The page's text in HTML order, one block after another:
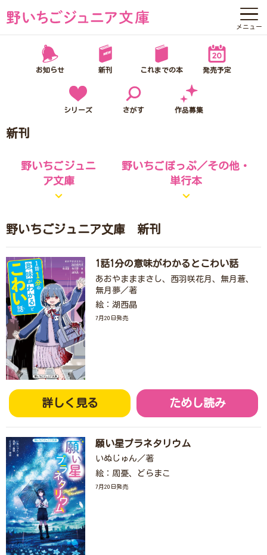
メニュー
野いちごジュニア文庫って？
これまでの本
発売予定
作品募集
プレゼントコーナー
公式Twitterアカウント
公式LINEアカウント
利用規約
作品掲載ポリシー
プライバシーポリシー 著作権について
お知らせ 新刊 これまでの本 発売予定
シリーズ さがす 作品募集
新刊
野いちごジュニ
ア文庫
野いちごぽっぷ／その他・
単行本
野いちごジュニア文庫 新刊
1話1分の意味がわかるとこわい話
あおやまままさし、西羽咲花月、無月蒼、
無月夢／著
絵：湖西晶
7月20日発売
詳しく見る ためし読み
願い星プラネタリウム
いぬじゅん／著
絵：周憂、どらまこ
7月20日発売